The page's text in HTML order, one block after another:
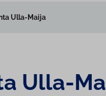
Ulla-Maija
Ulla-